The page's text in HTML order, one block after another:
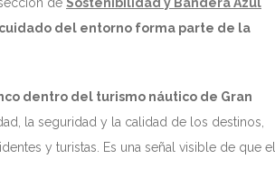
del entorno forma parte de la
dentro del turismo náutico de Gran
la seguridad y la calidad de los destinos,
y turistas. Es una señal visible de que el